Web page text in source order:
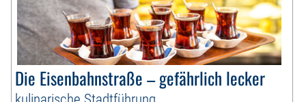
Die Eisenbahnstraße – gefährlich lecker